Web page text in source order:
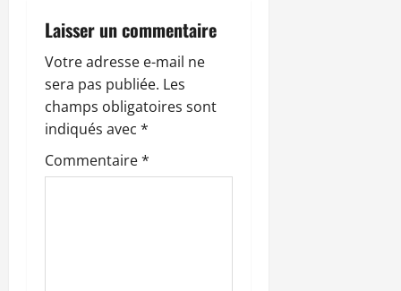
d
’
a
r
t
Laisser un commentaire
Votre adresse e-mail ne
sera pas publiée. Les
champs obligatoires sont
indiqués avec *
Commentaire*